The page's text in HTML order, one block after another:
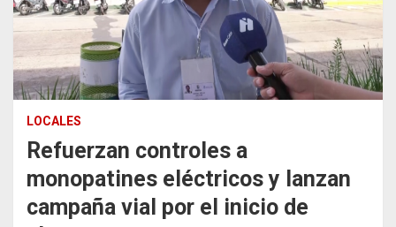
LOCALES
Refuerzan controles a
monopatines eléctricos y lanzan
campaña vial por el inicio de